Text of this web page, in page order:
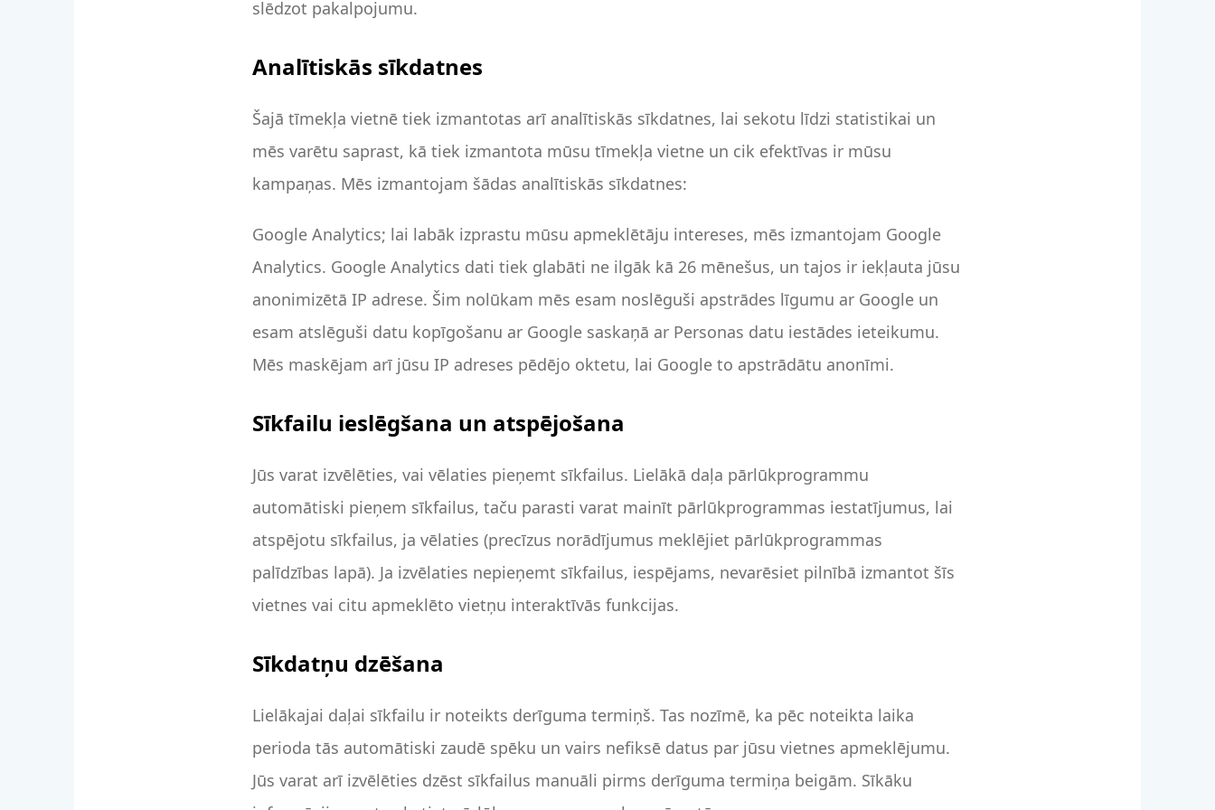
slēdzot pakalpojumu.
Analītiskās sīkdatnes
Šajā tīmekļa vietnē tiek izmantotas arī analītiskās sīkdatnes, lai sekotu līdzi statistikai un
mēs varētu saprast, kā tiek izmantota mūsu tīmekļa vietne un cik efektīvas ir mūsu
kampaņas. Mēs izmantojam šādas analītiskās sīkdatnes:
Google Analytics; lai labāk izprastu mūsu apmeklētāju intereses, mēs izmantojam Google
Analytics. Google Analytics dati tiek glabāti ne ilgāk kā 26 mēnešus, un tajos ir iekļauta jūsu
anonimizētā IP adrese. Šim nolūkam mēs esam noslēguši apstrādes līgumu ar Google un
esam atslēguši datu kopīgošanu ar Google saskaņā ar Personas datu iestādes ieteikumu.
Mēs maskējam arī jūsu IP adreses pēdējo oktetu, lai Google to apstrādātu anonīmi.
Sīkfailu ieslēgšana un atspējošana
Jūs varat izvēlēties, vai vēlaties pieņemt sīkfailus. Lielākā daļa pārlūkprogrammu
automātiski pieņem sīkfailus, taču parasti varat mainīt pārlūkprogrammas iestatījumus, lai
atspējotu sīkfailus, ja vēlaties (precīzus norādījumus meklējiet pārlūkprogrammas
palīdzības lapā). Ja izvēlaties nepieņemt sīkfailus, iespējams, nevarēsiet pilnībā izmantot šīs
vietnes vai citu apmeklēto vietņu interaktīvās funkcijas.
Sīkdatņu dzēšana
Lielākajai daļai sīkfailu ir noteikts derīguma termiņš. Tas nozīmē, ka pēc noteikta laika
perioda tās automātiski zaudē spēku un vairs nefiksē datus par jūsu vietnes apmeklējumu.
Jūs varat arī izvēlēties dzēst sīkfailus manuāli pirms derīguma termiņa beigām. Sīkāku